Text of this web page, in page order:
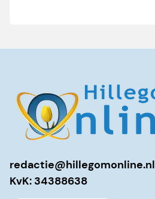
redactie@hillegomonline.nl
KvK: 34388638